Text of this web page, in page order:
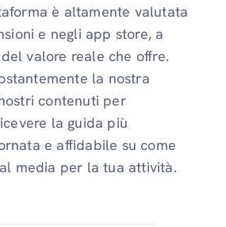
è altamente valutata
e negli app store, a
valore reale che offre.
la nostra
contenuti per
la guida più
e affidabile su come
media per la tua attività.